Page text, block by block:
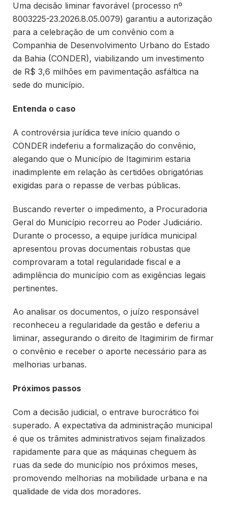
Uma decisão liminar favorável (processo nº
8003225-23.2026.8.05.0079) garantiu a autorização
para a celebração de um convênio com a
Companhia de Desenvolvimento Urbano do Estado
da Bahia (CONDER), viabilizando um investimento
de R$ 3,6 milhões em pavimentação asfáltica na
sede do município.
Entenda o caso
A controvérsia jurídica teve início quando o
CONDER indeferiu a formalização do convênio,
alegando que o Município de Itagimirim estaria
inadimplente em relação às certidões obrigatórias
exigidas para o repasse de verbas públicas.
Buscando reverter o impedimento, a Procuradoria
Geral do Município recorreu ao Poder Judiciário.
Durante o processo, a equipe jurídica municipal
apresentou provas documentais robustas que
comprovaram a total regularidade fiscal e a
adimplência do município com as exigências legais
pertinentes.
Ao analisar os documentos, o juízo responsável
reconheceu a regularidade da gestão e deferiu a
liminar, assegurando o direito de Itagimirim de firmar
o convênio e receber o aporte necessário para as
melhorias urbanas.
Próximos passos
Com a decisão judicial, o entrave burocrático foi
superado. A expectativa da administração municipal
é que os trâmites administrativos sejam finalizados
rapidamente para que as máquinas cheguem às
ruas da sede do município nos próximos meses,
promovendo melhorias na mobilidade urbana e na
qualidade de vida dos moradores.